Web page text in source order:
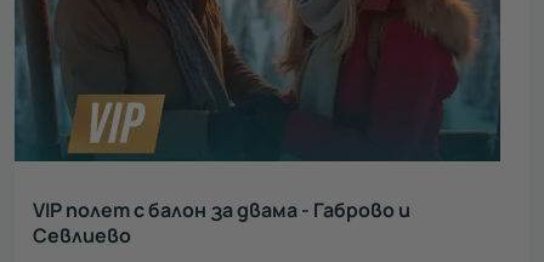
VIP полет с балон за двама - Габрово и
Севлиево